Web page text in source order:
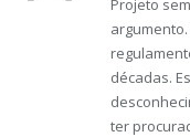
Projeto
décadas.
ter